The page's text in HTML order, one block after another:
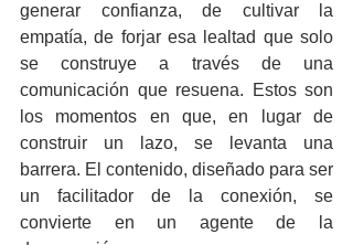
generar confianza, de cultivar la
empatía, de forjar esa lealtad que solo
se construye a través de una
comunicación que resuena. Estos son
los momentos en que, en lugar de
construir un lazo, se levanta una
barrera. El contenido, diseñado para ser
un facilitador de la conexión, se
convierte en un agente de la